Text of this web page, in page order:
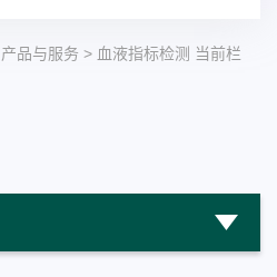
产品与服务 > 血液指标检测 当前栏